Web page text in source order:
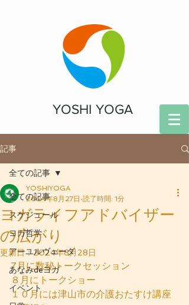
YOSHI YOGA
記事
全ての記事
スケジュール
ヨガ哲学
アーユルヴェーダ
あなみdeヨガ
イベント
全ての記事
ヨガライフアドバイザー
の広がり
YOSHIYOGA
2024年8月27日 読了時間: 1分
更新日：2024年8月28日
7月に数秘トークセッション
８月にトークショー
１０月には津山市の介護おたすけ講座